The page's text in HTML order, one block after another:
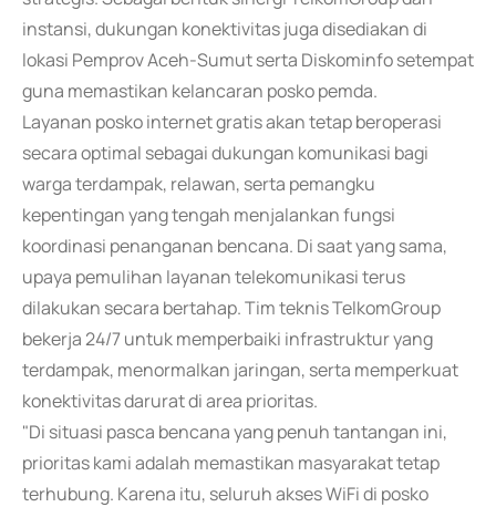
instansi, dukungan konektivitas juga disediakan di
lokasi Pemprov Aceh-Sumut serta Diskominfo setempat
guna memastikan kelancaran posko pemda.
Layanan posko internet gratis akan tetap beroperasi
secara optimal sebagai dukungan komunikasi bagi
warga terdampak, relawan, serta pemangku
kepentingan yang tengah menjalankan fungsi
koordinasi penanganan bencana. Di saat yang sama,
upaya pemulihan layanan telekomunikasi terus
dilakukan secara bertahap. Tim teknis TelkomGroup
bekerja 24/7 untuk memperbaiki infrastruktur yang
terdampak, menormalkan jaringan, serta memperkuat
konektivitas darurat di area prioritas.
"Di situasi pasca bencana yang penuh tantangan ini,
prioritas kami adalah memastikan masyarakat tetap
terhubung. Karena itu, seluruh akses WiFi di posko